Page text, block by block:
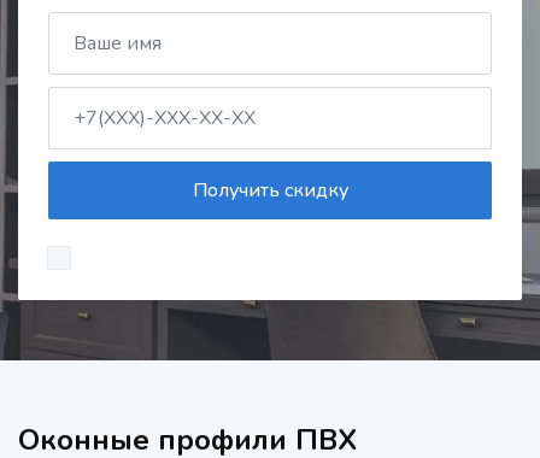
Получить скидку
Оконные профили ПВХ